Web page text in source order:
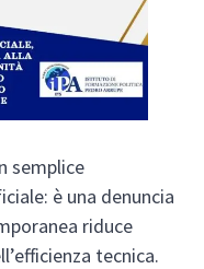
semplice
è una denuncia
riduce
tecnica.